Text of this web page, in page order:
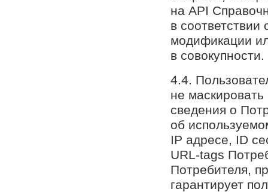
на API
в
модификации
в совокупности.
4.4.
не
сведения о
об
IP адресе, ID
URL-tags
Потребителя,
гарантирует